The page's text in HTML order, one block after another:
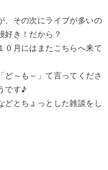
、その次にライブが多いの
好き！だから？
０月にはまたこちらへ来て
ど～も～」て言ってくださ
です♪
どとちょっとした雑談をし